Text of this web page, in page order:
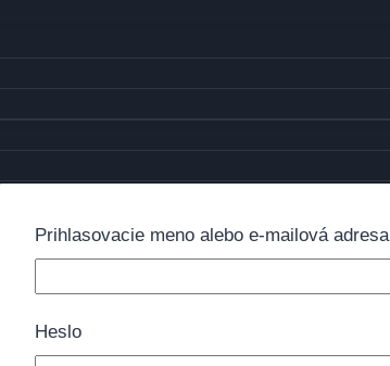
Prihlasovacie meno alebo e-mailová adresa
Heslo